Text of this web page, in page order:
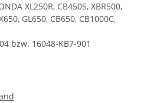
XL250R, CB450S, XBR500,
GL650, CB650, CB1000C,
bzw. 16048-KB7-901